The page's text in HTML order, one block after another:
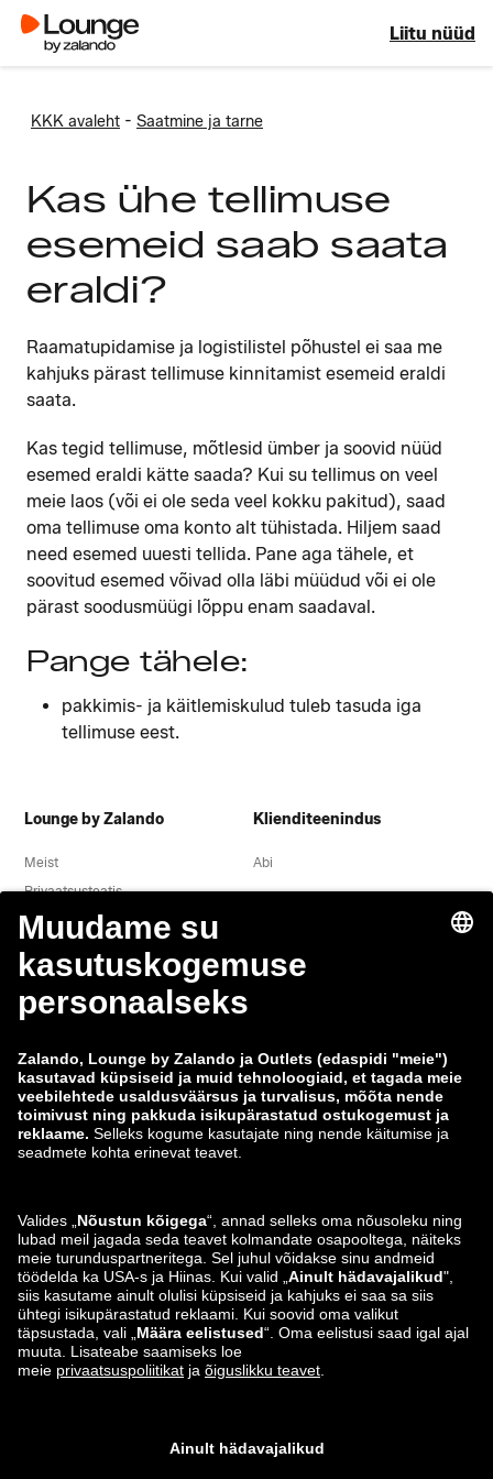
Liitu nüüd
KKK avaleht - Saatmine ja tarne
Kas ühe tellimuse
esemeid saab saata
eraldi?
Raamatupidamise ja logistilistel põhustel ei saa me
kahjuks pärast tellimuse kinnitamist esemeid eraldi
saata.
Kas tegid tellimuse, mõtlesid ümber ja soovid nüüd
esemed eraldi kätte saada? Kui su tellimus on veel
meie laos (või ei ole seda veel kokku pakitud), saad
oma tellimuse oma konto alt tühistada. Hiljem saad
need esemed uuesti tellida. Pane aga tähele, et
soovitud esemed võivad olla läbi müüdud või ei ole
pärast soodusmüügi lõppu enam saadaval.
Pange tähele:
pakkimis- ja käitlemiskulud tuleb tasuda iga
tellimuse eest.
Lounge by Zalando
Meist
Privaatsusteatis
Õigusteave
Tingimused
Taganemine
Töökohad
Teavita haavatavusest
Tooteohutus
Klienditeenindus
Abi
Zalando Grupp
ABOUT YOU
Makseviisid
Leiad meid ka siit Saatmis- ja tarnepartner